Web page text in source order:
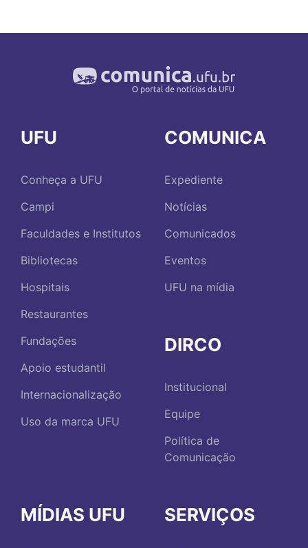
UFU
Conheça a UFU
Campi
Faculdades e Institutos
Bibliotecas
Hospitais
Restaurantes
Fundações
Apoio estudantil
Internacionalização
Uso da marca UFU
COMUNICA
Expediente
Notícias
Comunicados
Eventos
UFU na mídia
DIRCO
Institucional
Equipe
Política de
Comunicação
MÍDIAS UFU SERVIÇOS